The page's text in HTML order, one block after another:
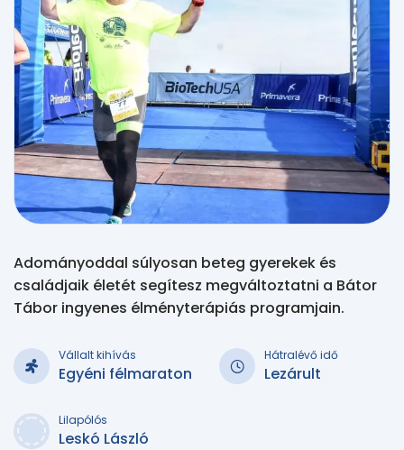
Adományoddal súlyosan beteg gyerekek és
családjaik életét segítesz megváltoztatni a Bátor
Tábor ingyenes élményterápiás programjain.
Vállalt kihívás
Egyéni félmaraton
Hátralévő idő
Lezárult
Lilapólós
Leskó László